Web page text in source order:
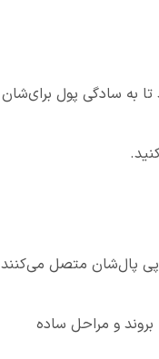
تا به سادگی پول برای‌شان
پی پال‌شان متصل می‌کنند
برای این‌ منظور باید وارد حساب‌شان شوند و به قسمت Wallet یا Bank Accounts and Cards بروند و مراحل ساده